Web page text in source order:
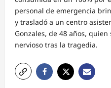
personal de emergencia
y trasladó a un centro
Gonzales, de 48 años,
nervioso tras la tragedia.